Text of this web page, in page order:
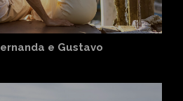
e Gustavo